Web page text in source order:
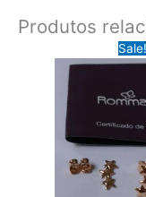
Produtos
Sale!